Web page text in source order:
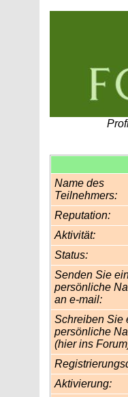
Name des
Teilnehmers:
Reputation:
Aktivität:
Status:
Senden Sie
persönliche
an e-mail:
Schreiben Sie
persönliche
(hier ins
Aktivierung: